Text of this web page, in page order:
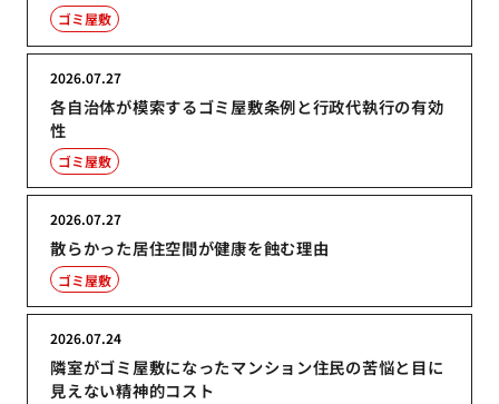
ゴミ屋敷
各自治体が模索するゴミ屋敷条例と行政代執行の有効
性
2026.07.27
ゴミ屋敷
散らかった居住空間が健康を蝕む理由
2026.07.27
ゴミ屋敷
隣室がゴミ屋敷になったマンション住民の苦悩と目に
見えない精神的コスト
2026.07.24